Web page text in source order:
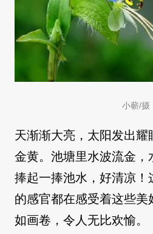
小蕲/摄
天渐渐大亮，太阳发出
金黄。池塘里水波流金，
捧起一捧池水，好清凉！
的感官都在感受着这些美
如画卷，令人无比欢愉。